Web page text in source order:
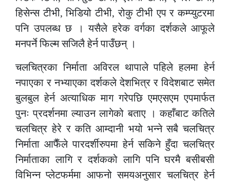
हिसेन्स टीभी, भिडियो टीभी, रोकु टीभी एप र कम्प्युटरमा
पनि उपलब्ध छ । यसैले हरेक वर्गका दर्शकले आफूले
मनपर्ने फिल्म सजिलै हेर्न पाउँछन् ।
चलचित्रका निर्माता अविरल थापाले पहिले हलमा हेर्न
नपाएका र नभ्याएका दर्शकले देशभित्र र विदेशबाट समेत
बुलबुल हेर्न अत्याधिक माग गरेपछि एमएसएम एपमार्फत
पुनः प्रदर्शनमा ल्याउन लागेको बताए । कहाँबाट कतिले
चलचित्र हेरे र कति आम्दानी भयो भन्ने सबै चलचित्र
निर्माता आफैँले पारदर्शीरुपमा हेर्न सकिने हुँदा चलचित्र
निर्माताका लागि र दर्शकको लागि पनि घरमै बसीबसी
विभिन्न प्लेटफर्ममा आफनो समयअनुसार चलचित्र हेर्न